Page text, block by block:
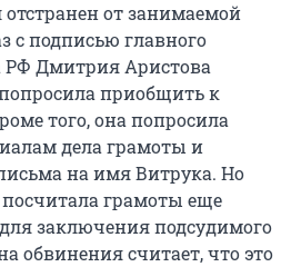
от занимаемой
с подписью главного
РФ Дмитрия Аристова
приобщить к
того, она попросила
дела грамоты и
на имя Витрука. Но
грамоты еще
заключения подсудимого
обвинения считает, что это